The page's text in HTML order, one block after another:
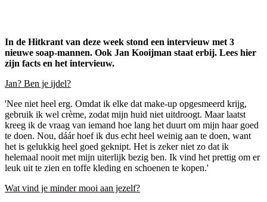
In de Hitkrant van deze week stond een intervieuw met 3
nieuwe soap-mannen. Ook Jan Kooijman staat erbij. Lees hier
zijn facts en het intervieuw.
Jan? Ben je ijdel?
'Nee niet heel erg. Omdat ik elke dat make-up opgesmeerd krijg,
gebruik ik wel crème, zodat mijn huid niet uitdroogt. Maar laatst
kreeg ik de vraag van iemand hoe lang het duurt om mijn haar goed
te doen. Nou, dáár hoef ik dus echt heel weinig aan te doen, want
het is gelukkig heel goed geknipt. Het is zeker niet zo dat ik
helemaal nooit met mijn uiterlijk bezig ben. Ik vind het prettig om er
leuk uit te zien en toffe kleding en schoenen te kopen.'
Wat vind je minder mooi aan jezelf?